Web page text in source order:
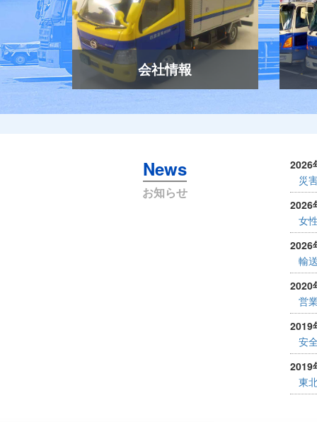
会社情報
の方はこちらへ
News
お知らせ
2026
災
2026
女
2026
輸
2020
営
2019
安
2019
東